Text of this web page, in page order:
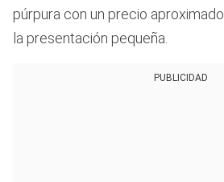
púrpura con un precio
la presentación pequeña.
PUBLICIDAD